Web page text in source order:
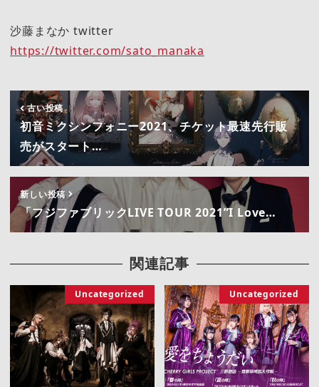
沙藤まなか twitter
https://twitter.com/sato_manaka
古い投稿
初音ミクシンフォニー2021、チケット最速先行販
売がスタート…
新しい投稿
「フジファブリックLIVE TOUR 2021”I Love…
関連記事
Uncategorized Uncategorized